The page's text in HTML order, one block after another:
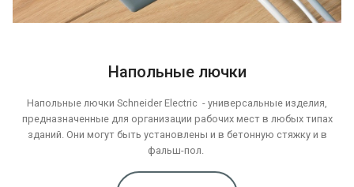
Напольные лючки
Напольные лючки Schneider Electric - универсальные изделия,
предназначенные для организации рабочих мест в любых типах
зданий. Они могут быть установлены и в бетонную стяжку и в
фальш-пол.